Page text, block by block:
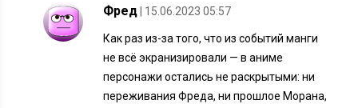
Фред | 15.06.2023 05:57
Как раз из-за того, что из событий манги
не всё экранизировали — в аниме
персонажи остались не раскрытыми: ни
переживания Фреда, ни прошлое Морана,